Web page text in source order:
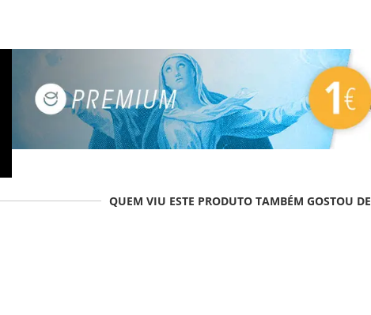
QUEM VIU ESTE PRODUTO TAMBÉM GOSTOU DE